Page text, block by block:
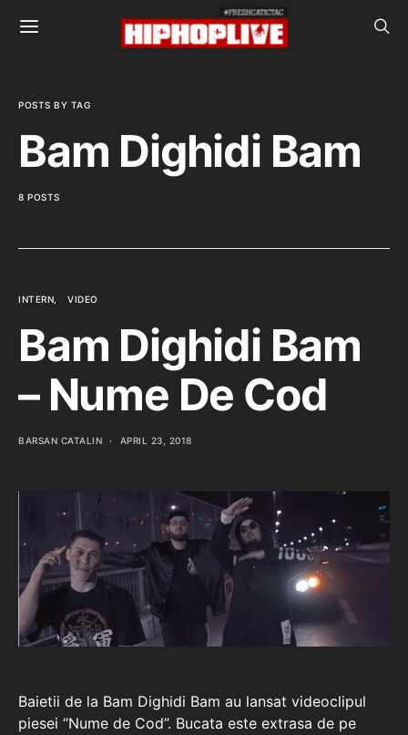
POSTS BY TAG
Bam Dighidi Bam
8 POSTS
INTERN VIDEO
Bam Dighidi Bam
– Nume De Cod
BARSAN CATALIN APRIL 23, 2018
Baietii de la Bam Dighidi Bam au lansat videoclipul
piesei “Nume de Cod”. Bucata este extrasa de pe